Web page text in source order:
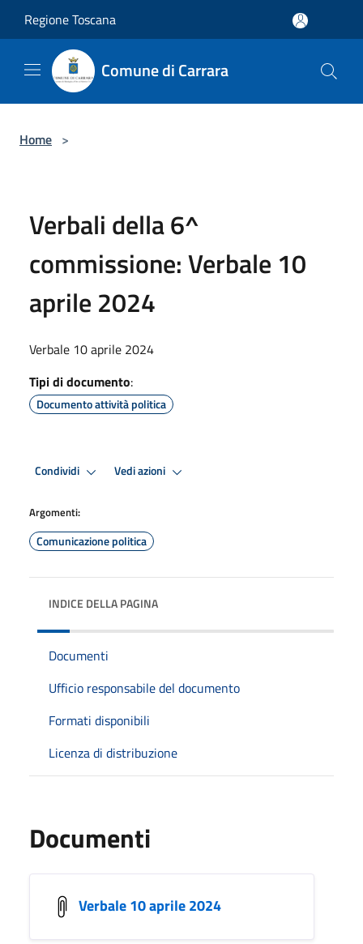
Regione Toscana
Comune di Carrara
Home >
Verbali della 6^
commissione: Verbale 10
aprile 2024
Verbale 10 aprile 2024
Tipi di documento:
Documento attività politica
Condividi Vedi azioni
Argomenti:
Comunicazione politica
INDICE DELLA PAGINA
Documenti
Ufficio responsabile del documento
Formati disponibili
Licenza di distribuzione
Documenti
Verbale 10 aprile 2024